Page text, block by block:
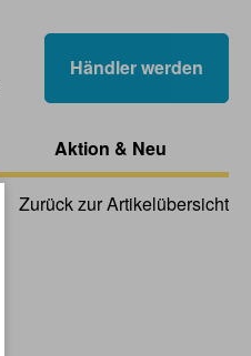
Händler werden
Aktion & Neu
Zurück zur Artikelübersicht